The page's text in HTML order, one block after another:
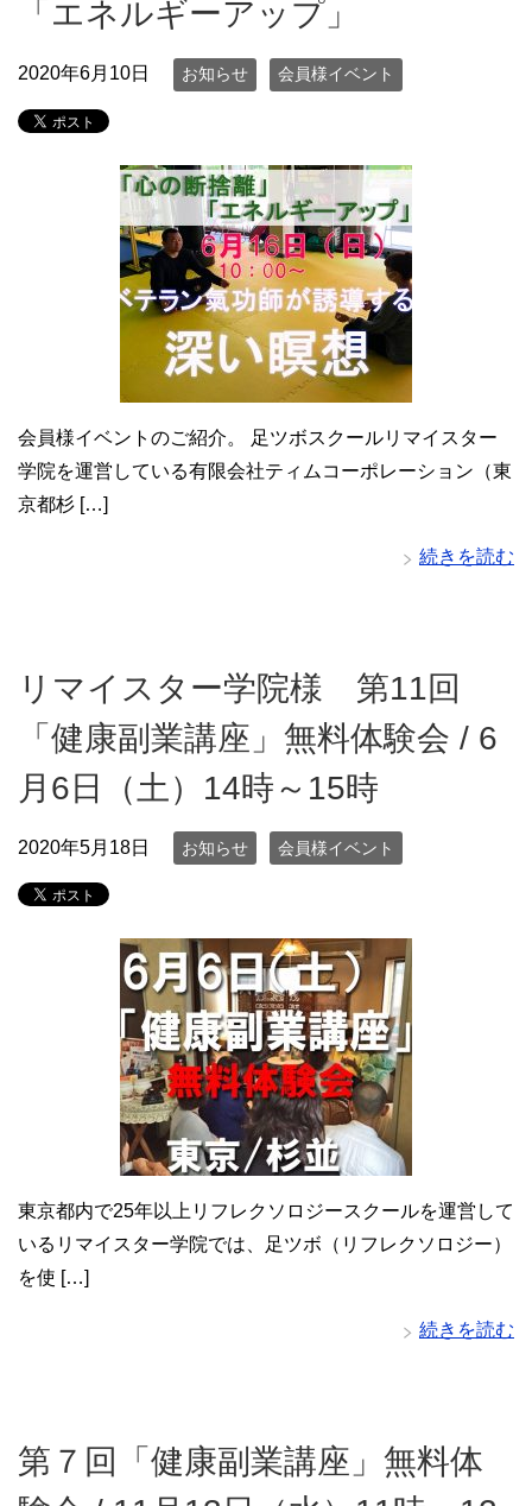
「エネルギーアップ」
2020年6月10日 お知らせ 会員様イベント
会員様イベントのご紹介。 足ツボスクールリマイスター
学院を運営している有限会社ティムコーポレーション（東
京都杉 […]
続きを読む
リマイスター学院様 第11回
「健康副業講座」無料体験会 / 6
月6日（土）14時～15時
2020年5月18日 お知らせ 会員様イベント
東京都内で25年以上リフレクソロジースクールを運営して
いるリマイスター学院では、足ツボ（リフレクソロジー）
を使 […]
続きを読む
第７回「健康副業講座」無料体